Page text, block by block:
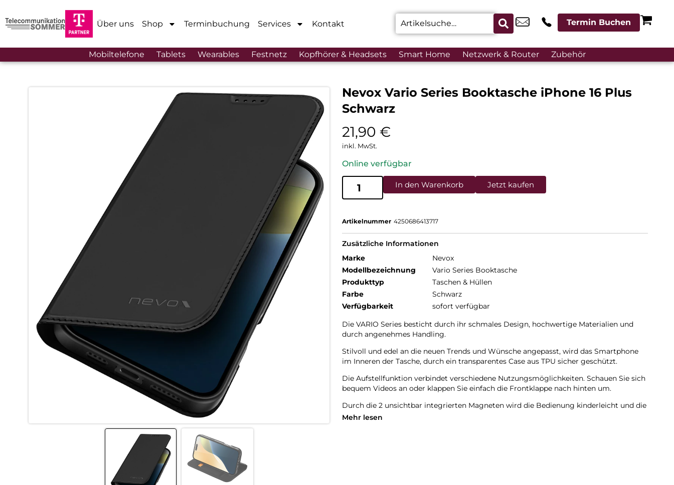
Über uns Shop Terminbuchung Services Kontakt Termin Buchen
Mobiltelefone Tablets Wearables Festnetz Kopfhörer & Headsets Smart Home Netzwerk & Router Zubehör
Nevox Vario Series Booktasche iPhone 16 Plus
Schwarz
21,90 €
inkl. MwSt.
Online verfügbar
In den Warenkorb Jetzt kaufen
Artikelnummer 4250686413717
Zusätzliche Informationen
Marke
Nevox
Modellbezeichnung
Vario Series Booktasche
Produkttyp
Taschen & Hüllen
Farbe
Schwarz
Verfügbarkeit
sofort verfügbar
Die VARIO Series besticht durch ihr schmales Design, hochwertige Materialien und
durch angenehmes Handling.
Stilvoll und edel an die neuen Trends und Wünsche angepasst, wird das Smartphone
im Inneren der Tasche, durch ein transparentes Case aus TPU sicher geschützt.
Die Aufstellfunktion verbindet verschiedene Nutzungsmöglichkeiten. Schauen Sie sich
bequem Videos an oder klappen Sie einfach die Frontklappe nach hinten um.
Durch die 2 unsichtbar integrierten Magneten wird die Bedienung kinderleicht und die
Schutzhülle öffnet sich nicht ungewollt.
Mehr lesen